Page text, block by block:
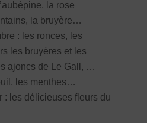
la rose
la bruyère…
: les ronces, les
les bruyères et les
ajoncs de Le Gall, …
les menthes…
: les délicieuses fleurs du